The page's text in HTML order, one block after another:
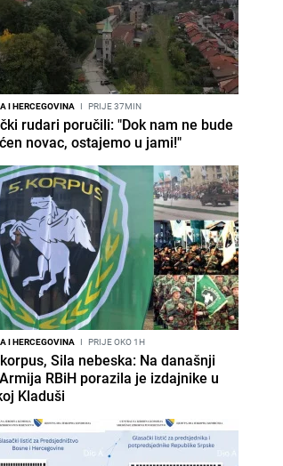
I HERCEGOVINA I PRIJE 37MIN
rudari poručili: "Dok nam ne bude
novac, ostajemo u jami!"
I HERCEGOVINA I PRIJE OKO 1H
Sila nebeska: Na današnji
RBiH porazila je izdajnike u
Kladuši